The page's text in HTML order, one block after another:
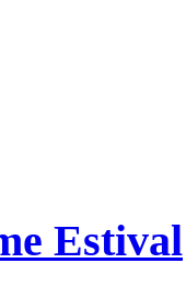
Estival